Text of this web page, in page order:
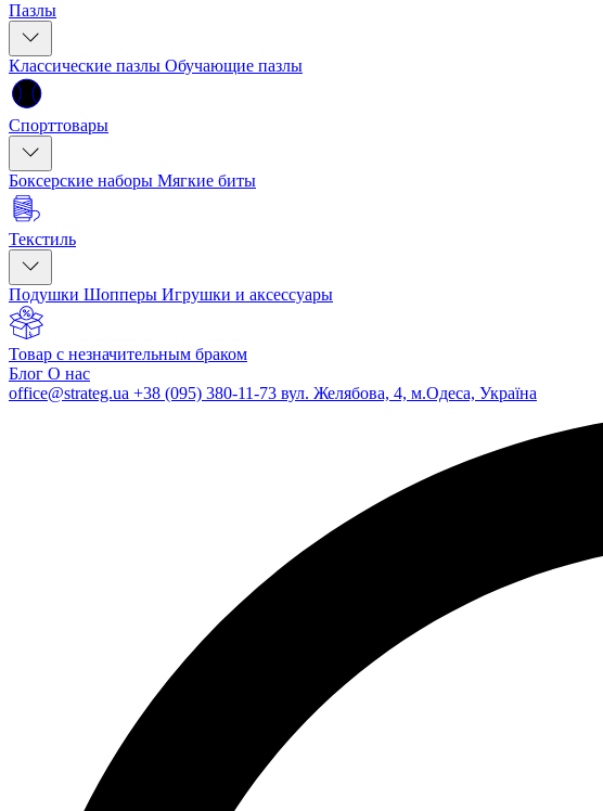
Пазлы
Классические пазлы Обучающие пазлы
Спорттовары
Боксерские наборы Мягкие биты
Текстиль
Подушки Шопперы Игрушки и аксессуары
Товар с незначительным браком
Блог О нас
office@strateg.ua +38 (095) 380-11-73 вул. Желябова, 4, м.Одеса, Україна